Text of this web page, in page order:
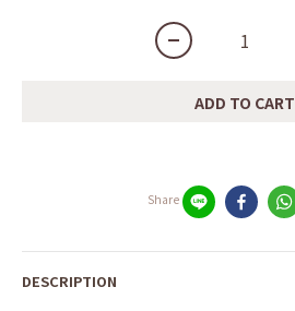
ADD TO CART
Share
DESCRIPTION